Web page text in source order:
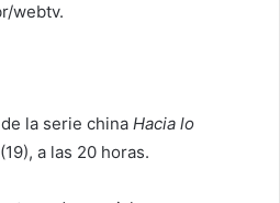
webtv.
la serie china Hacia lo
a las 20 horas.